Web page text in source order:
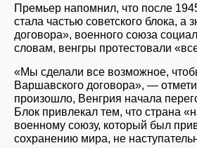
Премьер напомнил, что после
стала частью советского блока, а
договора», военного союза
словам, венгры протестовали
«Мы сделали все возможное,
Варшавского договора», —
произошло, Венгрия начала
Блок привлекал тем, что страна
военному союзу, который был
сохранению мира, не